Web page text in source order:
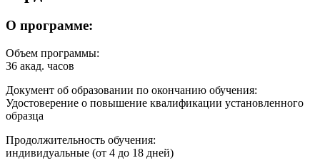
О программе:
Объем программы:
36 акад. часов
Документ об образовании по окончанию обучения:
Удостоверение о повышение квалификации установленного
образца
Продолжительность обучения:
индивидуальные (от 4 до 18 дней)